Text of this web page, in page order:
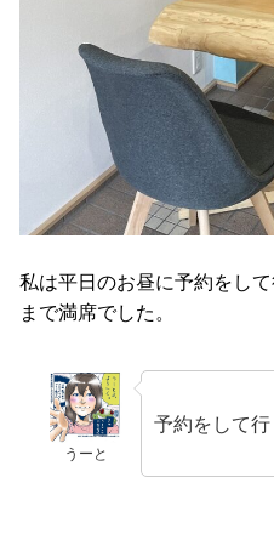
私は平日のお昼に予約をし
まで満席でした。
うーと
予約をして行